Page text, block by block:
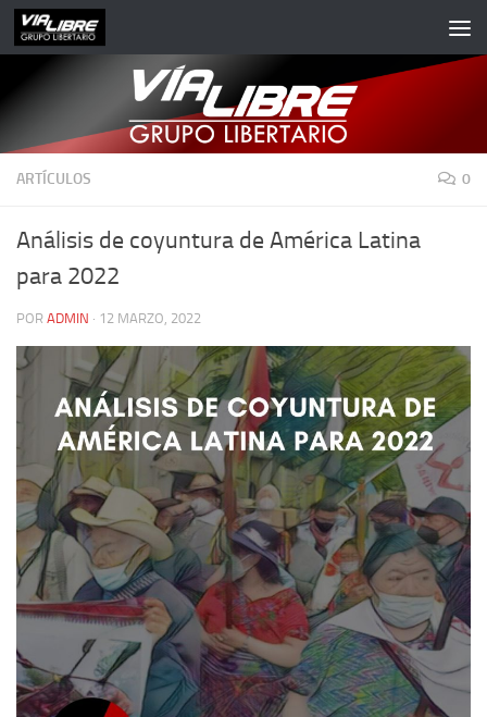
Saltar al contenido
ARTÍCULOS 0
Análisis de coyuntura de América Latina
para 2022
POR ADMIN · 12 MARZO, 2022